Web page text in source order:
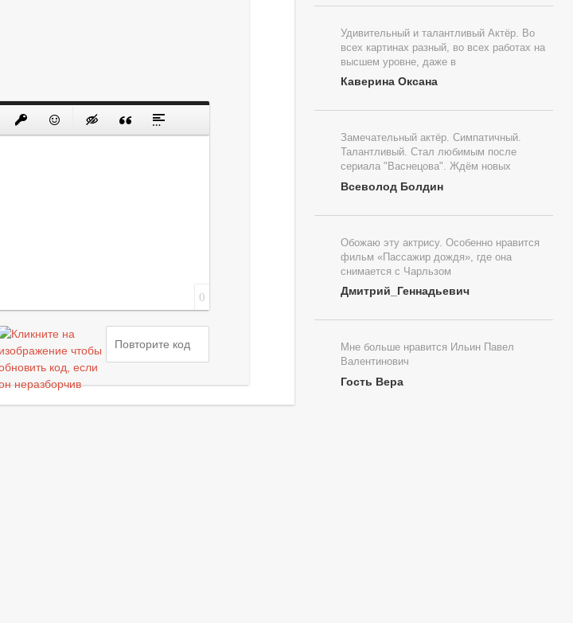
0
Удивительный и талантливый Актёр. Во
всех картинах разный, во всех работах на
высшем уровне, даже в
Каверина Оксана
Замечательный актёр. Симпатичный.
Талантливый. Стал любимым после
сериала "Васнецова". Ждём новых
Всеволод Болдин
Обожаю эту актрису. Особенно нравится
фильм «Пассажир дождя», где она
снимается с Чарльзом
Дмитрий_Геннадьевич
Мне больше нравится Ильин Павел
Валентинович
Гость Вера